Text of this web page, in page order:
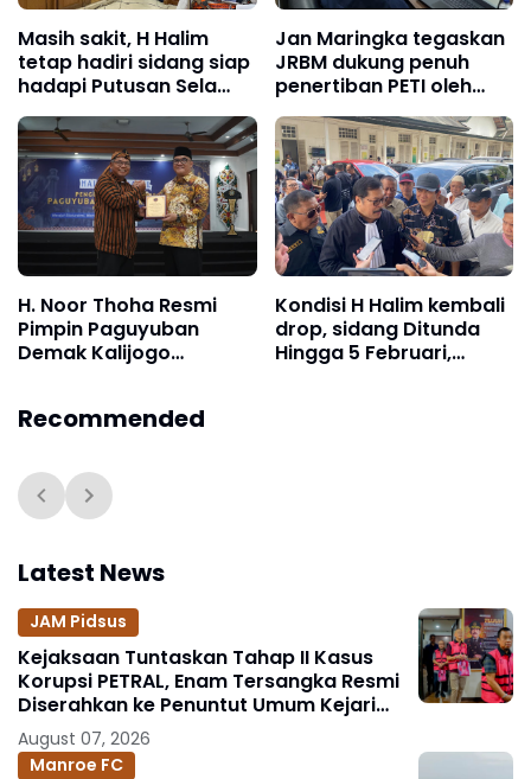
Masih sakit, H Halim
tetap hadiri sidang siap
hadapi Putusan Sela
untuk Pertahankan Hak
kepemilikan lahan
perkebunan
Jan Maringka tegaskan
JRBM dukung penuh
penertiban PETI oleh
Satgas PKH di kawasan
Bolmong Selatan
H. Noor Thoha Resmi
Pimpin Paguyuban
Demak Kalijogo
Kondisi H Halim kembali
drop, sidang Ditunda
Hingga 5 Februari,
Recommended
Latest News
JAM Pidsus
Kejaksaan Tuntaskan Tahap II Kasus
Korupsi PETRAL, Enam Tersangka Resmi
Diserahkan ke Penuntut Umum Kejari
Jakpus
August 07, 2026
Manroe FC